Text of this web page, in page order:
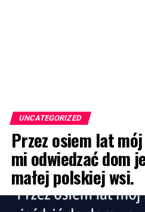
UNCATEGORIZED
Przez osiem lat
mi odwiedzać dom
małej polskiej wsi.